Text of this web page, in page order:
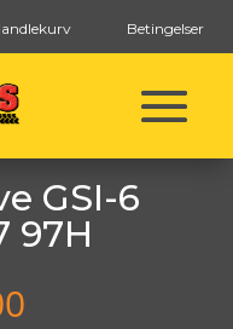
Betingelser
GSI-6
97H